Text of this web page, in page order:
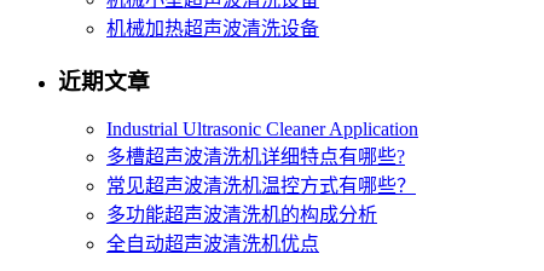
机械加热超声波清洗设备
近期文章
Industrial Ultrasonic Cleaner Application
多槽超声波清洗机详细特点有哪些?
常见超声波清洗机温控方式有哪些？
多功能超声波清洗机的构成分析
全自动超声波清洗机优点